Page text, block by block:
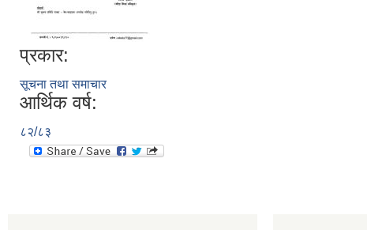
प्रकार:
सूचना तथा समाचार
आर्थिक वर्ष:
८२/८३